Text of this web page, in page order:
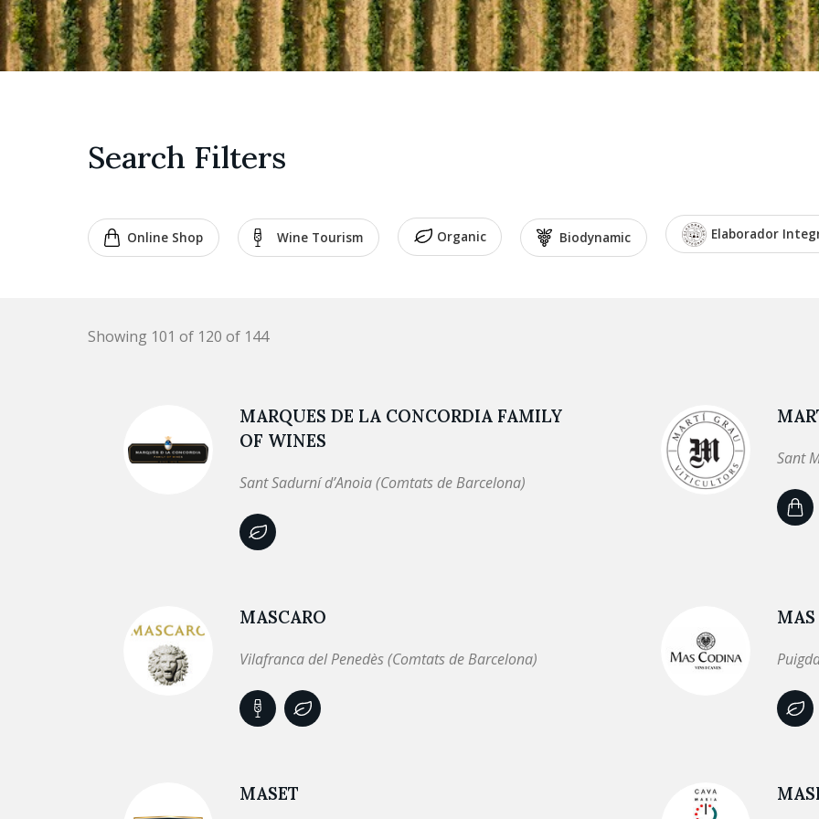
Search Filters
Online Shop Wine Tourism Organic Biodynamic Elaborador
Showing 101 of 120 of 144
MARQUES DE LA CONCORDIA FAMILY
OF WINES
Sant Sadurní d’Anoia (Comtats de Barcelona)
Sant
MASCARO
Vilafranca del Penedès (Comtats de Barcelona)
MASET